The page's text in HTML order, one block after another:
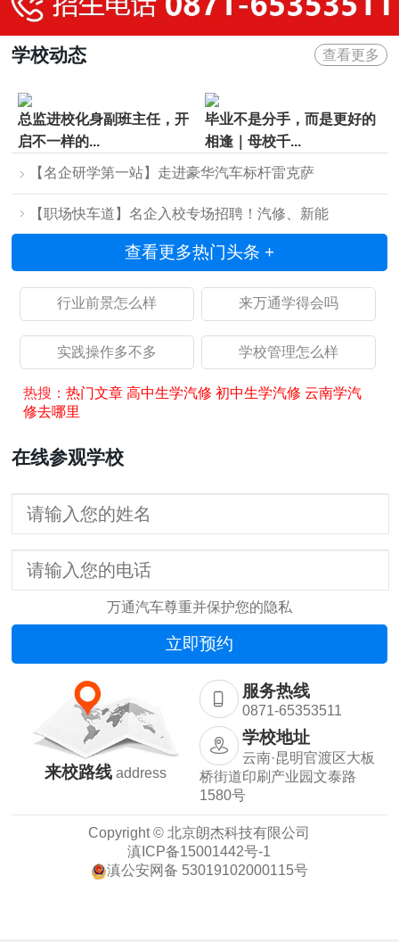
学校动态 查看更多
总监进校化身副班主任，开
启不一样的...
毕业不是分手，而是更好的
相逢｜母校千...
【名企研学第一站】走进豪华汽车标杆雷克萨
【职场快车道】名企入校专场招聘！汽修、新能
查看更多热门头条 +
行业前景怎么样 来万通学得会吗
实践操作多不多 学校管理怎么样
热搜：热门文章 高中生学汽修 初中生学汽修 云南学汽
修去哪里
在线参观学校
万通汽车尊重并保护您的隐私
来校路线 address
服务热线
0871-65353511
学校地址
云南·昆明官渡区大板
桥街道印刷产业园文泰路
1580号
Copyright © 北京朗杰科技有限公司
滇ICP备15001442号-1
滇公安网备 53019102000115号